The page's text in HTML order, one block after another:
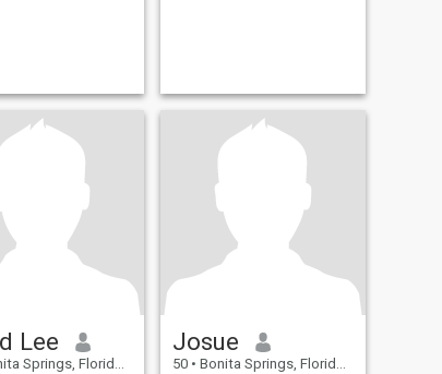
Lee
Florida, Estados Unidos
Josue
50 • Bonita Springs, Florida, Estados Unidos